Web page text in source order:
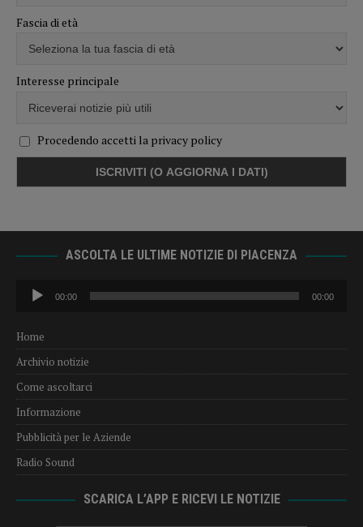
Fascia di età
Interesse principale
Procedendo accetti la privacy policy
ASCOLTA LE ULTIME NOTIZIE DI PIACENZA
Audio
Player
00:00 00:00
Home
Archivio notizie
Come ascoltarci
Informazione
Pubblicità per le Aziende
Radio Sound
SCARICA L’APP E RICEVI LE NOTIZIE